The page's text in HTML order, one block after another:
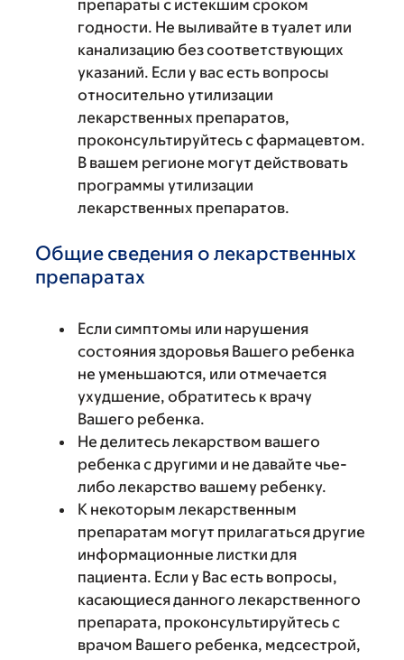
препараты с истекшим сроком
годности. Не выливайте в туалет или
канализацию без соответствующих
указаний. Если у вас есть вопросы
относительно утилизации
лекарственных препаратов,
проконсультируйтесь с фармацевтом.
В вашем регионе могут действовать
программы утилизации
лекарственных препаратов.
Общие сведения о лекарственных
препаратах
Если симптомы или нарушения
состояния здоровья Вашего ребенка
не уменьшаются, или отмечается
ухудшение, обратитесь к врачу
Вашего ребенка.
Не делитесь лекарством вашего
ребенка с другими и не давайте чье-
либо лекарство вашему ребенку.
К некоторым лекарственным
препаратам могут прилагаться другие
информационные листки для
пациента. Если у Вас есть вопросы,
касающиеся данного лекарственного
препарата, проконсультируйтесь с
врачом Вашего ребенка, медсестрой,